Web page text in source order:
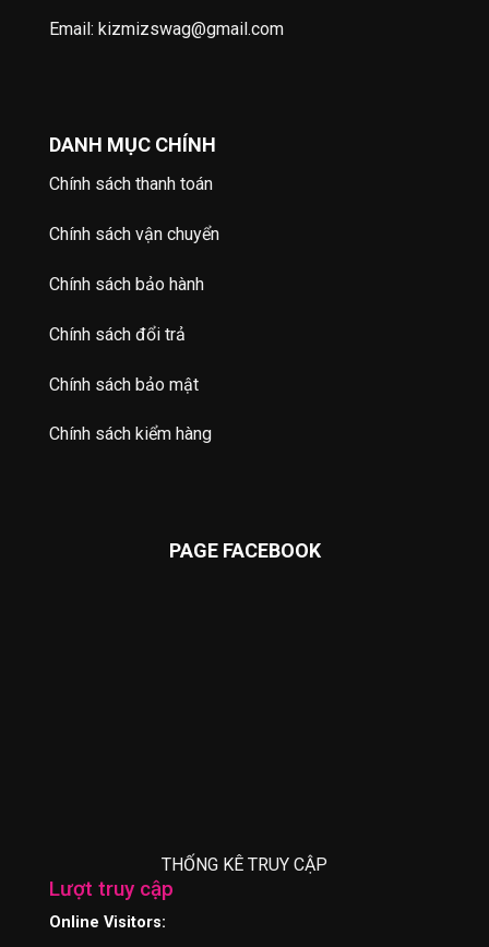
Email: kizmizswag@gmail.com
DANH MỤC CHÍNH
Chính sách thanh toán
Chính sách vận chuyển
Chính sách bảo hành
Chính sách đổi trả
Chính sách bảo mật
Chính sách kiểm hàng
PAGE FACEBOOK
THỐNG KÊ TRUY CẬP
Lượt truy cập
Online Visitors: